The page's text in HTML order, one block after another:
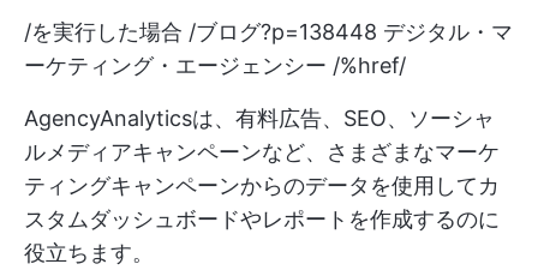
/を実行した場合 /ブログ?p=138448 デジタル・マ
ーケティング・エージェンシー /%href/
AgencyAnalyticsは、有料広告、SEO、ソーシャ
ルメディアキャンペーンなど、さまざまなマーケ
ティングキャンペーンからのデータを使用してカ
スタムダッシュボードやレポートを作成するのに
役立ちます。